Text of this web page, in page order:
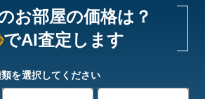
お部屋の価格は？
でAI査定します
を選択してください